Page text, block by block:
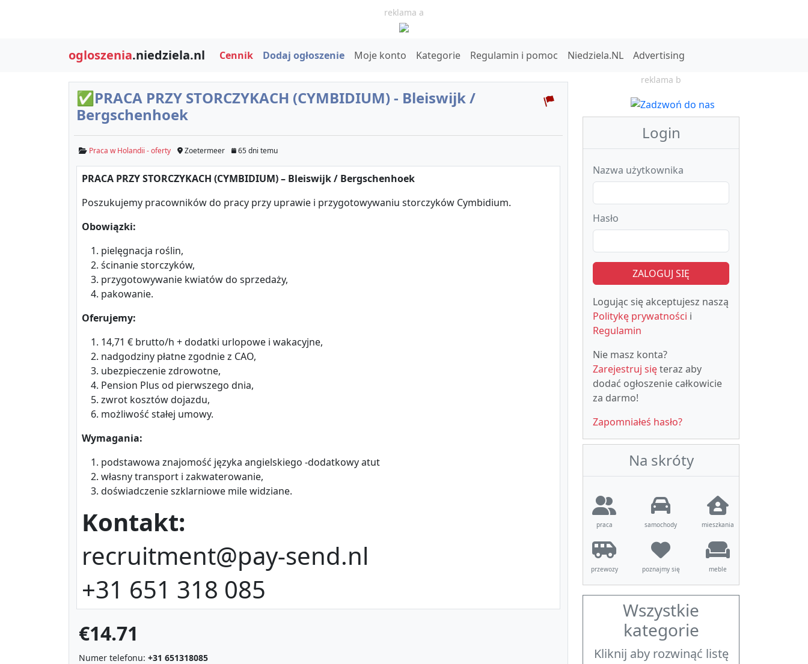
reklama a
ogloszenia.niedziela.nl Cennik Dodaj ogłoszenie Moje konto Kategorie Regulamin i pomoc Niedziela.NL Advertising
✅PRACA PRZY STORCZYKACH (CYMBIDIUM) - Bleiswijk /
Bergschenhoek
Praca w Holandii - oferty Zoetermeer 65 dni temu
PRACA PRZY STORCZYKACH (CYMBIDIUM) – Bleiswijk / Bergschenhoek
Poszukujemy pracowników do pracy przy uprawie i przygotowywaniu storczyków Cymbidium.
Obowiązki:
pielęgnacja roślin,
ścinanie storczyków,
przygotowywanie kwiatów do sprzedaży,
pakowanie.
Oferujemy:
14,71 € brutto/h + dodatki urlopowe i wakacyjne,
nadgodziny płatne zgodnie z CAO,
ubezpieczenie zdrowotne,
Pension Plus od pierwszego dnia,
zwrot kosztów dojazdu,
możliwość stałej umowy.
Wymagania:
podstawowa znajomość języka angielskiego -dodatkowy atut
własny transport i zakwaterowanie,
doświadczenie szklarniowe mile widziane.
Kontakt:
recruitment@pay-send.nl
+31 651 318 085
€14.71
Numer telefonu: +31 651318085
reklama b
Login
Nazwa użytkownika
Hasło
ZALOGUJ SIĘ
Logując się akceptujesz naszą
Politykę prywatności i
Regulamin
Nie masz konta?
Zarejestruj sięteraz aby
dodać ogłoszenie całkowicie
za darmo!
Zapomniałeś hasło?
Na skróty
praca samochody mieszkania
przewozy poznajmy się meble
Wszystkie
kategorie
Kliknij aby rozwinąć listę